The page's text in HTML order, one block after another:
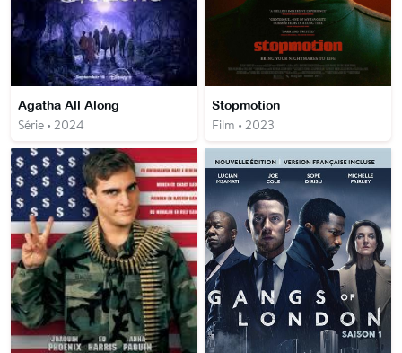
Agatha All Along
Série • 2024
Stopmotion
Film • 2023